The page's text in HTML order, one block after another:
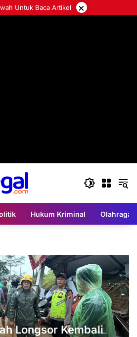
Untuk Baca Artikel ×
Hukum Kriminal Olahraga
Longsor Kembali